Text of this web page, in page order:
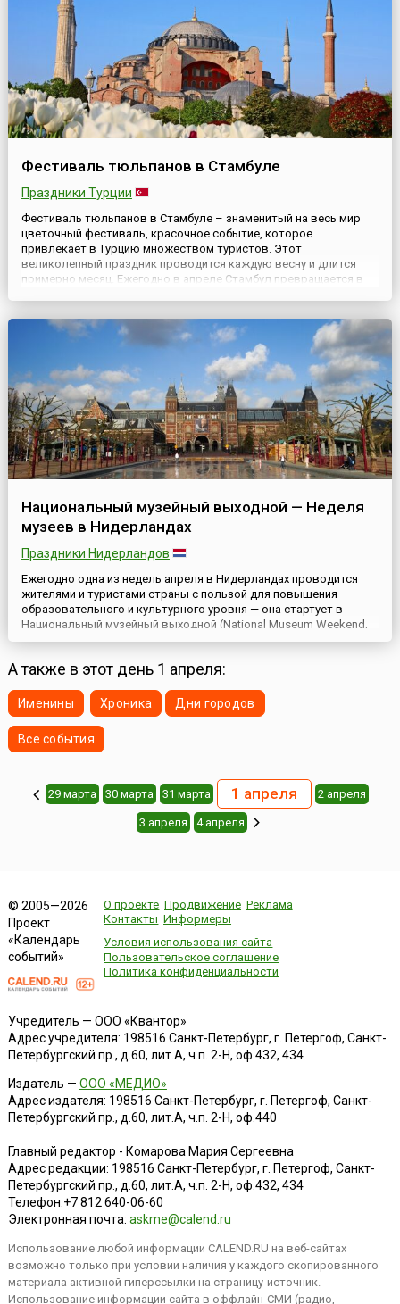
Фестиваль тюльпанов в Стамбуле
Праздники Турции
Фестиваль тюльпанов в Стамбуле – знаменитый на весь мир
цветочный фестиваль, красочное событие, которое
привлекает в Турцию множеством туристов. Этот
великолепный праздник проводится каждую весну и длится
примерно месяц. Ежегодно в апреле Стамбул превращается в
увидеть практичес...
Национальный музейный выходной — Неделя
музеев в Нидерландах
Праздники Нидерландов
Ежегодно одна из недель апреля в Нидерландах проводится
жителями и туристами страны с пользой для повышения
образовательного и культурного уровня — она стартует в
Национальный музейный выходной (National Museum Weekend,
Nationale Museumweekend), когда более 400 музеев открывают
Более того, многие музеи готовят к этим дням специальные
А также в этот день 1 апреля:
Именины Хроника Дни городов
Все события
29 марта 30 марта 31 марта 1 апреля 2 апреля
3 апреля 4 апреля
© 2005—2026
Проект
«Календарь
событий»
О проекте Продвижение Реклама
Контакты Информеры
Условия использования сайта
Пользовательское соглашение
Политика конфиденциальности
Учредитель — ООО «Квантор»
Адрес учредителя: 198516 Санкт-Петербург, г. Петергоф, Санкт-
Петербургский пр., д.60, лит.А, ч.п. 2-Н, оф.432, 434
Издатель — ООО «МЕДИО»
Адрес издателя: 198516 Санкт-Петербург, г. Петергоф, Санкт-
Петербургский пр., д.60, лит.А, ч.п. 2-Н, оф.440
Главный редактор - Комарова Мария Сергеевна
Адрес редакции: 198516 Санкт-Петербург, г. Петергоф, Санкт-
Петербургский пр., д.60, лит.А, ч.п. 2-Н, оф.432, 434
Телефон:+7 812 640-06-60
Электронная почта: askme@calend.ru
Использование любой информации CALEND.RU на веб-сайтах
возможно только при условии наличия у каждого скопированного
материала активной гиперссылки на страницу-источник.
Использование информации сайта в оффлайн-СМИ (радио,